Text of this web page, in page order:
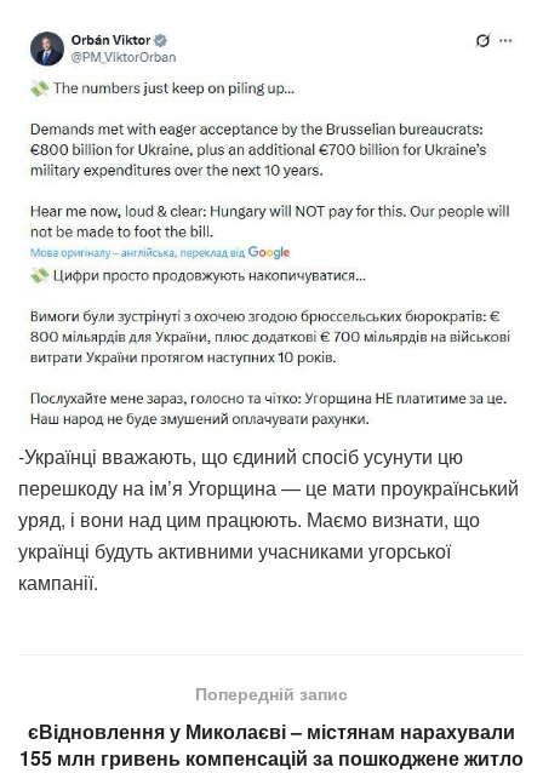
-Українці вважають, що єдиний спосіб усунути цю
перешкоду на ім’я Угорщина — це мати проукраїнський
уряд, і вони над цим працюють. Маємо визнати, що
українці будуть активними учасниками угорської
кампанії.
Попередній запис
єВідновлення у Миколаєві – містянам нарахували
155 млн гривень компенсацій за пошкоджене житло